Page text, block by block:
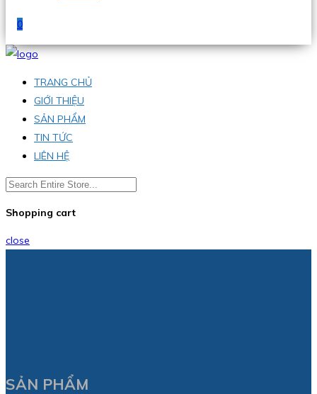
0
TRANG CHỦ
GIỚI THIỆU
SẢN PHẨM
TIN TỨC
LIÊN HỆ
Shopping cart
close
SẢN PHẨM